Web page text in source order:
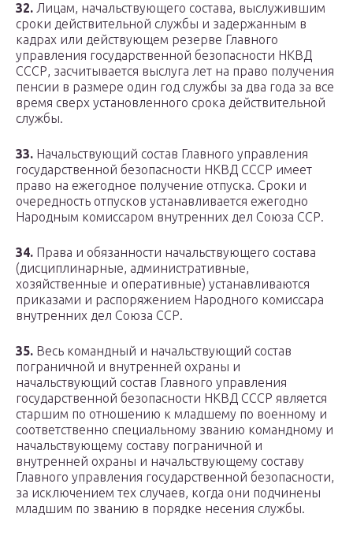
32. Лицам, начальствующего состава, выслужившим
сроки действительной службы и задержанным в
кадрах или действующем резерве Главного
управления государственной безопасности НКВД
СССР, засчитывается выслуга лет на право получения
пенсии в размере один год службы за два года за все
время сверх установленного срока действительной
службы.
33. Начальствующий состав Главного управления
государственной безопасности НКВД СССР имеет
право на ежегодное получение отпуска. Сроки и
очередность отпусков устанавливается ежегодно
Народным комиссаром внутренних дел Союза ССР.
34. Права и обязанности начальствующего состава
(дисциплинарные, административные,
хозяйственные и оперативные) устанавливаются
приказами и распоряжением Народного комиссара
внутренних дел Союза ССР.
35. Весь командный и начальствующий состав
пограничной и внутренней охраны и
начальствующий состав Главного управления
государственной безопасности НКВД СССР является
старшим по отношению к младшему по военному и
соответственно специальному званию командному и
начальствующему составу пограничной и
внутренней охраны и начальствующему составу
Главного управления государственной безопасности,
за исключением тех случаев, когда они подчинены
младшим по званию в порядке несения службы.